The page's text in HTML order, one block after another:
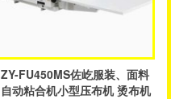
ZY-FU450MS佐屹服装、面料
自动粘合机小型压布机 烫布机